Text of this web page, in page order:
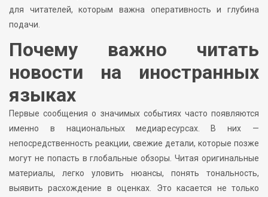
для читателей, которым важна оперативность и глубина
подачи.
Почему важно читать
новости на иностранных
языках
Первые сообщения о значимых событиях часто появляются
именно в национальных медиаресурсах. В них —
непосредственность реакции, свежие детали, которые позже
могут не попасть в глобальные обзоры. Читая оригинальные
материалы, легко уловить нюансы, понять тональность,
выявить расхождение в оценках. Это касается не только